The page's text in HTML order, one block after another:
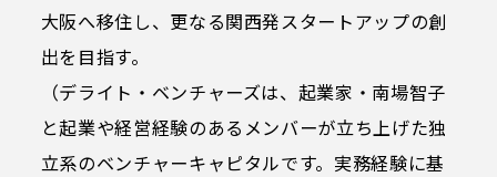
大阪へ移住し、更なる関西発スタートアップの創
出を目指す。
（デライト・ベンチャーズは、起業家・南場智子
と起業や経営経験のあるメンバーが立ち上げた独
立系のベンチャーキャピタルです。実務経験に基